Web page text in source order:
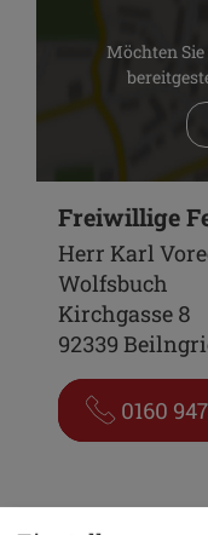
Möchten Sie
Freiwillige
Herr Karl
Wolfsbuch
Kirchgasse 8
92339
0160